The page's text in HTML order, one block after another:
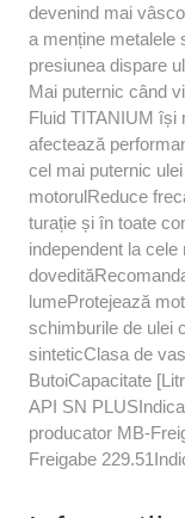
devenind mai
a menține metalele
presiunea dispare
Mai puternic când
Fluid TITANIUM își
afectează
cel mai puternic
motorulReduce
turație și în toate
independent la
lume​​Protejează
schimburile de ulei
sinteticClasa de
ButoiCapacitate
API SN
producator MB-
Freigabe